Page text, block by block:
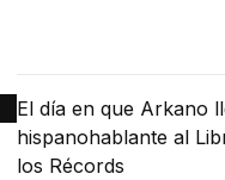
El día en que Arkano
hispanohablante al
los Récords